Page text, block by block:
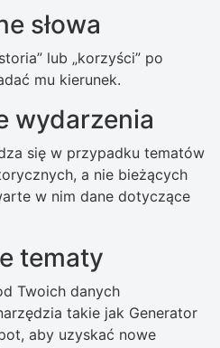
słowa
lub „korzyści” po
mu kierunek.
wydarzenia
się w przypadku tematów
a nie bieżących
w nim dane dotyczące
tematy
Twoich danych
takie jak Generator
aby uzyskać nowe